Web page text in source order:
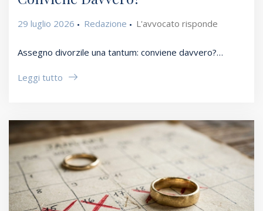
29 luglio 2026 Redazione L'avvocato risponde
Assegno divorzile una tantum: conviene davvero?…
Leggi tutto